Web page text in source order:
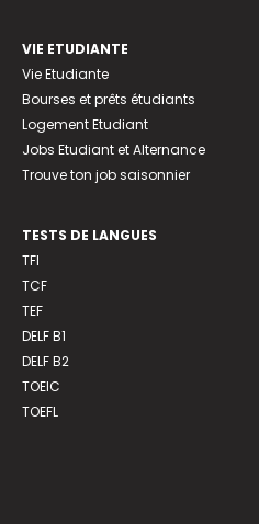
VIE ETUDIANTE
Vie Etudiante
Bourses et prêts étudiants
Logement Etudiant
Jobs Etudiant et Alternance
Trouve ton job saisonnier
TESTS DE LANGUES
TFI
TCF
TEF
DELF B1
DELF B2
TOEIC
TOEFL